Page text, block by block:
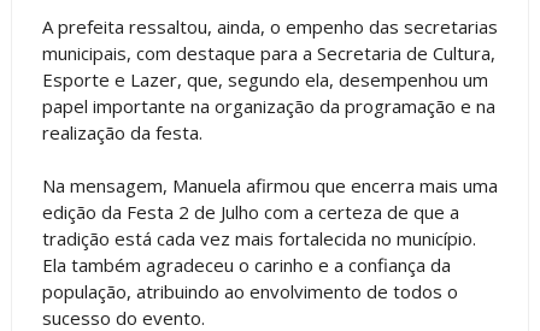
A prefeita ressaltou, ainda, o empenho das secretarias
municipais, com destaque para a Secretaria de Cultura,
Esporte e Lazer, que, segundo ela, desempenhou um
papel importante na organização da programação e na
realização da festa.
Na mensagem, Manuela afirmou que encerra mais uma
edição da Festa 2 de Julho com a certeza de que a
tradição está cada vez mais fortalecida no município.
Ela também agradeceu o carinho e a confiança da
população, atribuindo ao envolvimento de todos o
sucesso do evento.